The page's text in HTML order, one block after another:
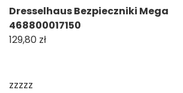
Dresselhaus Bezpieczniki Mega
468800017150
129,80 zł
zzzzz